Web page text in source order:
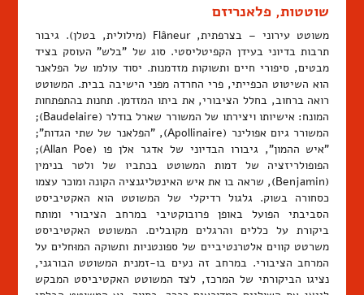
שוטטות, פלאנריזם
משוטט עירוני – בצרפתית, Flâneur (מילולית, בטלן). גיבור
תרבות בדיוני בעידן הקפיטליסטי. סוג של "בלש" העוסק בציד
מבטים, סיפורי חיים ותשוקות מזדמנות. יסוד עולמו של הפלאנר
הוא השיטוט הכפייתי, פרי החרדה מפני הישיבה בבית. המשוטט
רואה ברחוב, בחלל הציבורי, את ביתו המזדמן. תחנות בהתפתחות
המונח: אישיותו ויצירתו של המשורר שארל בודלר (Baudelaire);
המשורר גיום אפולינר (Apollinaire), "הפלאנר של שתי הגדות";
"איש ההמון", גיבורו הבדיוני של אדגר אלן פו (Allan Poe);
הפופולריזציה של דמות המשוטט בכתביו של ולטר בנימין
(Benjamin), שראה בו את איש האינטליגנציה הקונה ומוכר עצמו
כסחורה בשוק. גלגול רדיקלי של המשוטט הוא האקטיביסט
הסביבתי הפועל באופן פרובוקטיבי במרחב הציבורי ומותח
ביקורת על כללים והרגלים מקובלים. המשוטט האקטיביסט
משרטט קווים אלטרנטיביים של ספונטניות ותשוקה המוּחלים על
המרחב הציבורי. במרחב זה נעים בו-זמנית המשוטט הבורגני,
נציגו הביקורתי של המרכז, לצד המשוטט האקטיביסט המבקש